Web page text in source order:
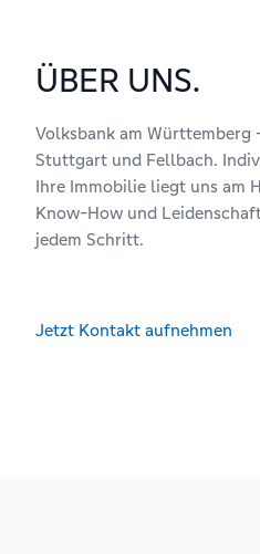
ÜBER UNS.
Volksbank am
Stuttgart und Fellbach.
Ihre Immobilie liegt uns am
Know-How und
jedem Schritt.
Jetzt Kontakt aufnehmen